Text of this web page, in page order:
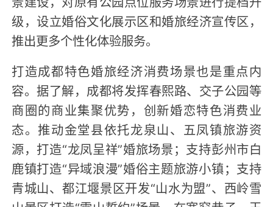
级，设立婚俗文化展示区和婚旅经济宣传区，
推出更多个性化体验服务。
打造成都特色婚旅经济消费场景也是重点内
容。据了解，成都将发挥春熙路、交子公园等
商圈的商业集聚优势，创新婚恋特色消费业
态。推动金堂县依托龙泉山、五凤镇旅游资
源，打造“龙凤呈祥”婚旅场景；支持彭州市白
鹿镇打造“异域浪漫”婚俗主题旅游小镇；支持
青城山、都江堰景区开发“山水为盟”、西岭雪